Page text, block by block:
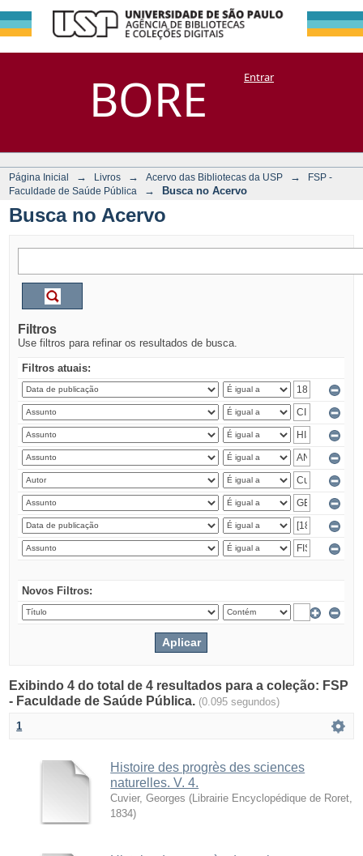
BORE
Busca no Acervo
DSpace/Manakin + CoriscoEntrar
Página Inicial → Livros → Acervo das Bibliotecas da USP →
FSP -
Faculdade de Saúde Pública
→ Busca no Acervo
Busca no Acervo
Filtros
Use filtros para refinar os resultados de busca.
Filtros atuais:
Novos Filtros:
Exibindo 4 do total de 4 resultados para a coleção: FSP
- Faculdade de Saúde Pública. (0.095 segundos)
1
Histoire des progrès des sciences
naturelles. V. 4.
Cuvier, Georges ( Librairie Encyclopédique de Roret
1834)